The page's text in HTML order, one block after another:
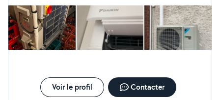
Voir le profil Contacter